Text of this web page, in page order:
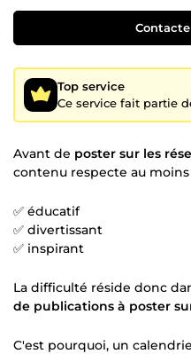
Top service
Ce service fait partie
Avant de poster sur les
contenu respecte au
✅ éducatif
✅ divertissant
✅ inspirant
La difficulté réside donc
de publications à poster
C'est pourquoi, un